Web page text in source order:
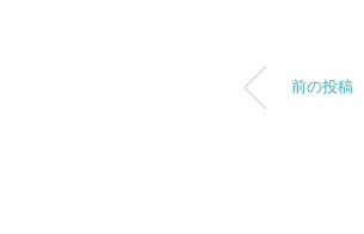
前の投稿